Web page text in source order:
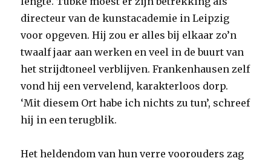
directeur van de kunstacademie in Leipzig
voor opgeven. Hij zou er alles bij elkaar zo’n
twaalf jaar aan werken en veel in de buurt van
het strijdtoneel verblijven. Frankenhausen zelf
vond hij een vervelend, karakterloos dorp.
‘Mit diesem Ort habe ich nichts zu tun’, schreef
hij in een terugblik.
Het heldendom van hun verre voorouders zag